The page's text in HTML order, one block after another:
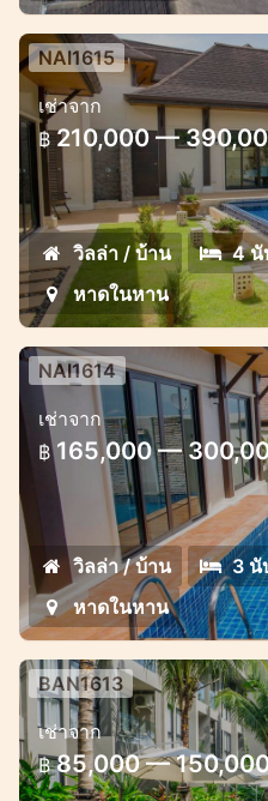
วิลล่าพูล 4 ห้องนอน
นาทีถึงชายหาด
วิลล่าพูลวิลล่าสุดน่ารัก
NAI1615
เช่าจาก
฿ 210,000 —
วิลล่า / บ้าน
4 นั
หาดในหาน
วิลล่าพูล 3 ห้องนอน
ในหาน
วิลล่าพูลวิลล่าสุดน่ารัก
NAI1614
เช่าจาก
฿ 165,000 —
วิลล่า / บ้าน
3 นั
หาดในหาน
อพาร์ทเมนต์ 2 ห้อ
คอมเพล็กซ์ในบางเ
BAN1613
เช่าจาก
฿ 85,000 —